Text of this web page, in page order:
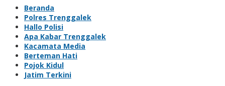
Beranda
Polres Trenggalek
Hallo Polisi
Apa Kabar Trenggalek
Kacamata Media
Berteman Hati
Pojok Kidul
Jatim Terkini